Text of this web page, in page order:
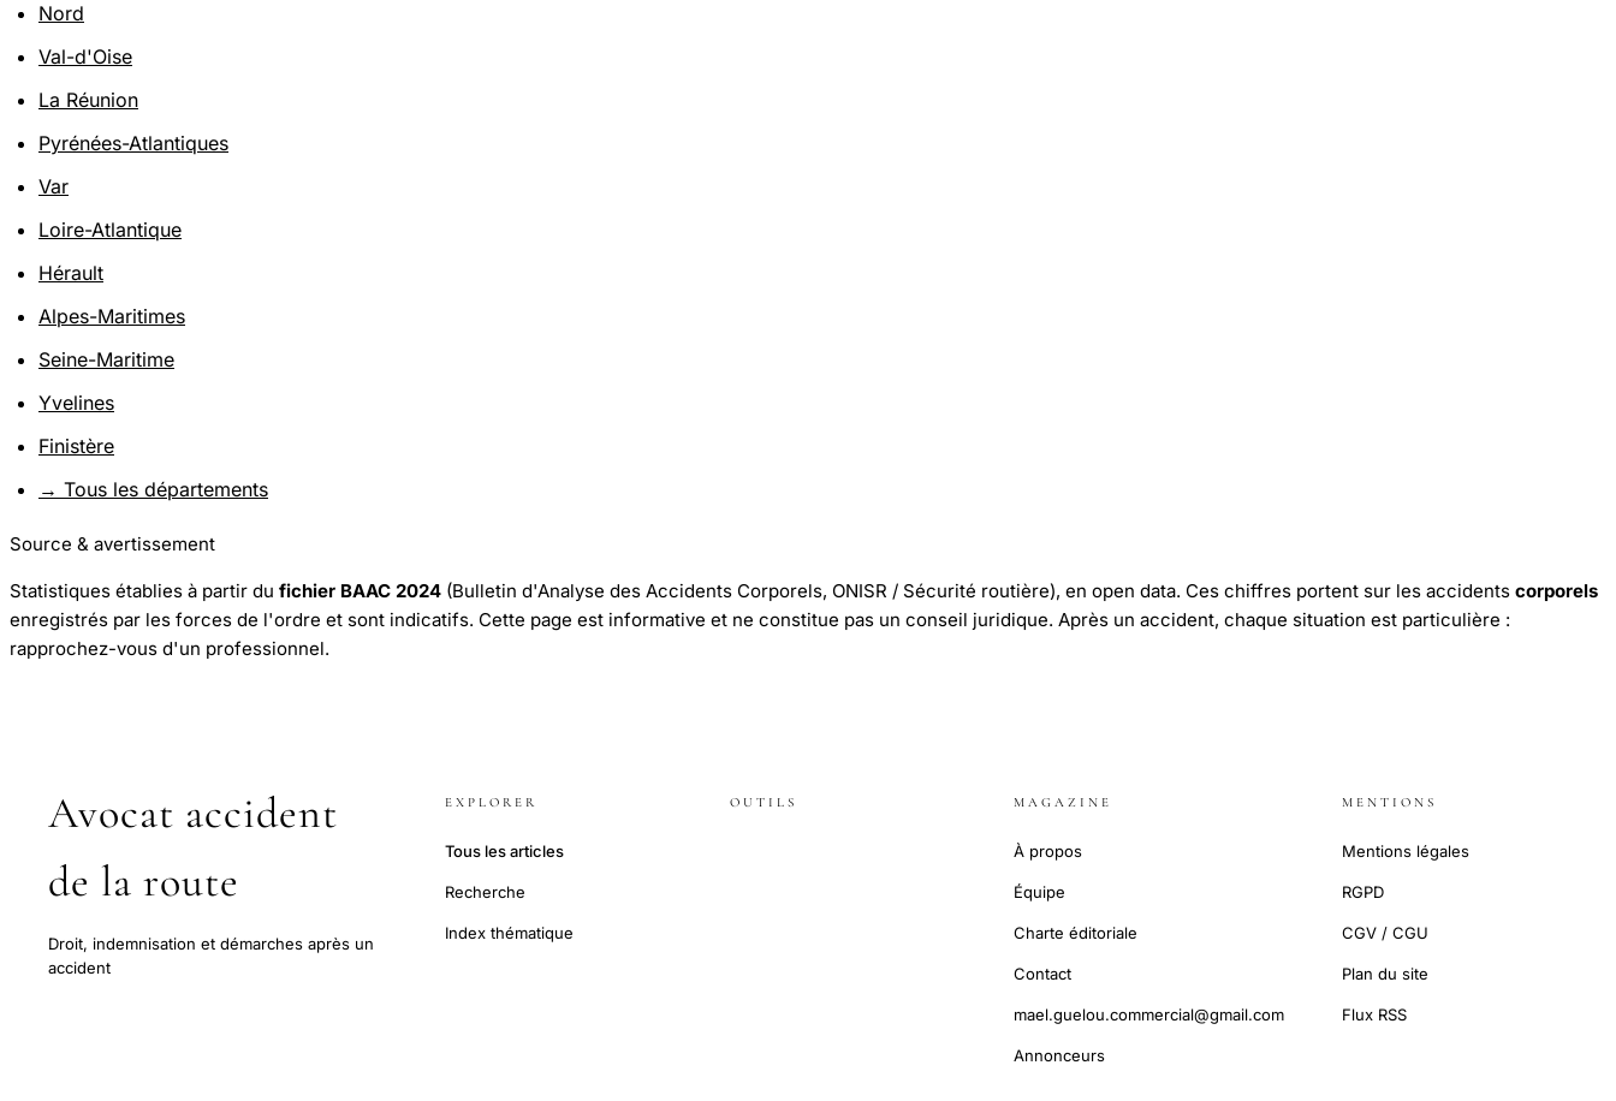
Nord
Val-d'Oise
La Réunion
Pyrénées-Atlantiques
Var
Loire-Atlantique
Hérault
Alpes-Maritimes
Seine-Maritime
Yvelines
Finistère
→ Tous les départements
Source & avertissement
Statistiques établies à partir du fichier BAAC 2024 (Bulletin d'Analyse des Accidents Corporels, ONISR / Sécurité routière), en open data. Ces chiffres portent sur les accidents corporels
enregistrés par les forces de l'ordre et sont indicatifs. Cette page est informative et ne constitue pas un conseil juridique. Après un accident, chaque situation est particulière :
rapprochez-vous d'un professionnel.
Avocat accident
de la route
Droit, indemnisation et démarches après un
accident
EXPLORER
Tous les articles
Recherche
Index thématique
OUTILS MAGAZINE
À propos
Équipe
Charte éditoriale
Contact
mael.guelou.commercial@gmail.com
Annonceurs
MENTIONS
Mentions légales
RGPD
CGV / CGU
Plan du site
Flux RSS